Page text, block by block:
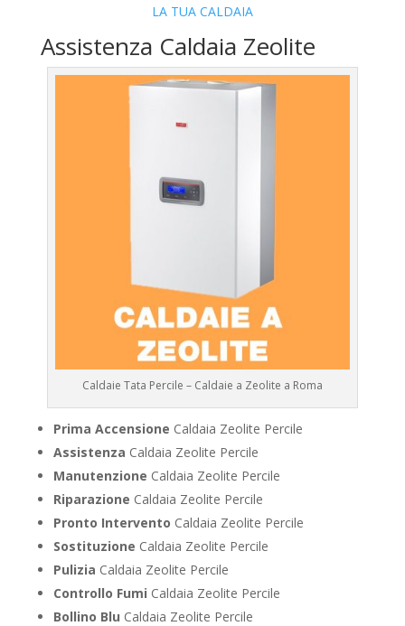
LA TUA CALDAIA
Assistenza Caldaia Zeolite
Caldaie Tata Percile – Caldaie a Zeolite a Roma
Prima Accensione Caldaia Zeolite Percile
Assistenza Caldaia Zeolite Percile
Manutenzione Caldaia Zeolite Percile
Riparazione Caldaia Zeolite Percile
Pronto Intervento Caldaia Zeolite Percile
Sostituzione Caldaia Zeolite Percile
Pulizia Caldaia Zeolite Percile
Controllo Fumi Caldaia Zeolite Percile
Bollino Blu Caldaia Zeolite Percile